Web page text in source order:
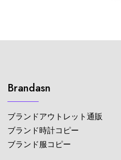
Brandasn
ブランドアウトレット通販
ブランド時計コピー
ブランド服コピー